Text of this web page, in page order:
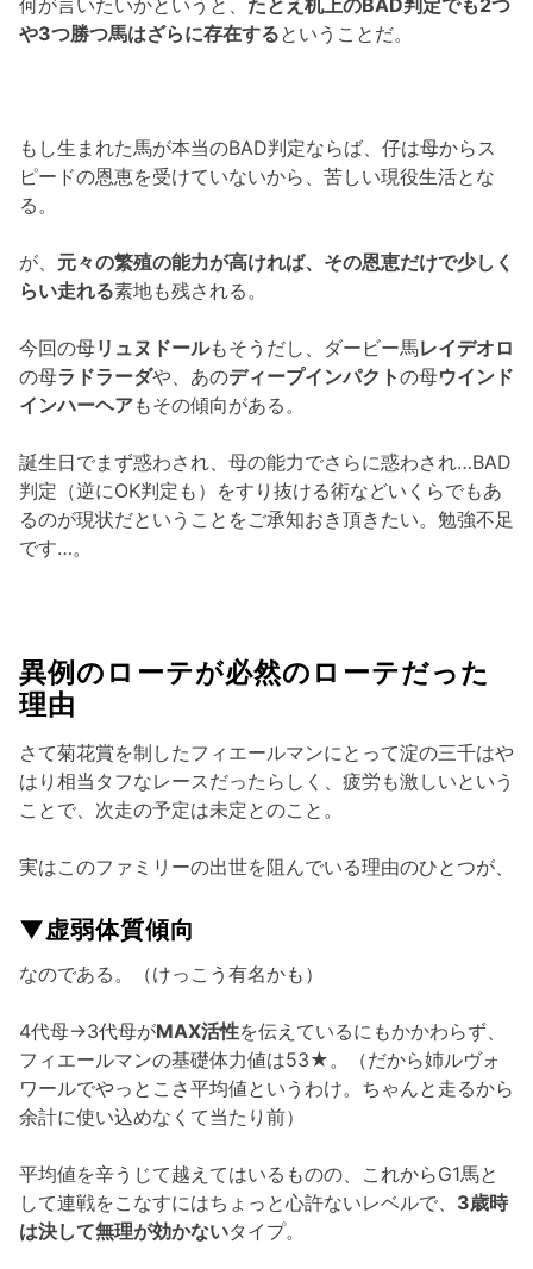
や3つ勝つ馬はざらに存在するということだ。
もし生まれた馬が本当のBAD判定ならば、仔は母からス
ピードの恩恵を受けていないから、苦しい現役生活とな
る。
が、 元々の繁殖の能力が高ければ、その恩恵だけで少しく
らい走れる素地も残される。
今回の母リュヌドールもそうだし、ダービー馬レイデオロ
の母ラドラーダや、あのディープインパクトの母ウインド
インハーヘアもその傾向がある。
誕生日でまず惑わされ、母の能力でさらに惑わされ…BAD
判定（逆にOK判定も）をすり抜ける術などいくらでもあ
るのが現状だということをご承知おき頂きたい。勉強不足
です…。
異例のローテが必然のローテだった
理由
さて菊花賞を制したフィエールマンにとって淀の三千はや
はり相当タフなレースだったらしく、疲労も激しいという
ことで、次走の予定は未定とのこと。
実はこのファミリーの出世を阻んでいる理由のひとつが、
▼虚弱体質傾向
なのである。（けっこう有名かも）
4代母→3代母がMAX活性を伝えているにもかかわらず、
フィエールマンの基礎体力値は53★。（だから姉ルヴォ
ワールでやっとこさ平均値というわけ。ちゃんと走るから
余計に使い込めなくて当たり前）
平均値を辛うじて越えてはいるものの、これからG1馬と
して連戦をこなすにはちょっと心許ないレベルで、 3歳時
は決して無理が効かないタイプ。